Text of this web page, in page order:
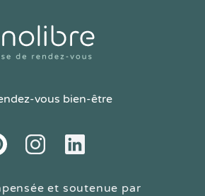
vous bien-être
InstagramLinkedIn
et soutenue par